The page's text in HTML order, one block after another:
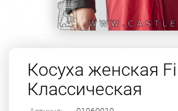
Косуха женская
Классическая